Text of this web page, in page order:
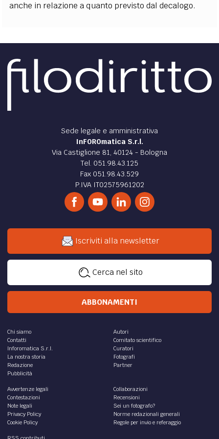
anche in relazione a quanto previsto dal decalogo.
Sede legale e amministrativa
InFOROmatica S.r.l.
Via Castiglione 81, 40124 - Bologna
Tel. 051.98.43.125
Fax 051.98.43.529
P.IVA IT02575961202
Iscriviti alla newsletter
Cerca nel sito
ABBONAMENTI
Chi siamo
Contatti
Inforomatica S.r.l.
La nostra storia
Redazione
Pubblicità
Autori
Comitato scientifico
Curatori
Fotografi
Partner
Avvertenze legali
Contestazioni
Note legali
Privacy Policy
Cookie Policy
Collaborazioni
Recensioni
Sei un fotografo?
Norme redazionali generali
Regole per invio e referaggio